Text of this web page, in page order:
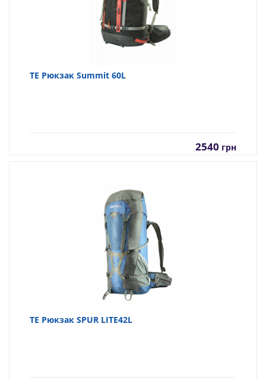
TE Рюкзак Summit 60L
2540 грн
TE Рюкзак SPUR LITE42L